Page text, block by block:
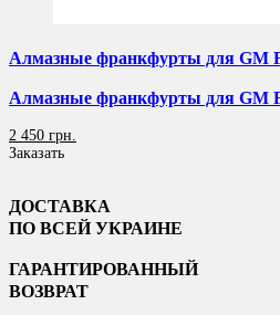
Алмазные франкфурты для GM
Алмазные франкфурты для GM
2 450 грн.
Заказать
ДОСТАВКА
ПО ВСЕЙ УКРАИНЕ
ГАРАНТИРОВАННЫЙ
ВОЗВРАТ